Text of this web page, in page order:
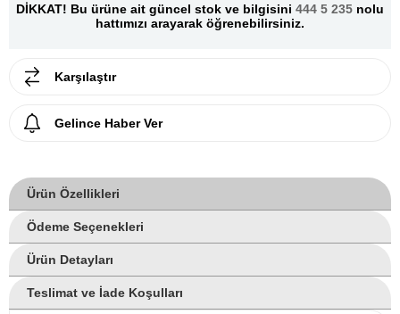
DİKKAT! Bu ürüne ait güncel stok ve bilgisini 444 5 235 nolu
hattımızı arayarak öğrenebilirsiniz.
Karşılaştır
Gelince Haber Ver
Ürün Özellikleri
Ödeme Seçenekleri
Ürün Detayları
Teslimat ve İade Koşulları